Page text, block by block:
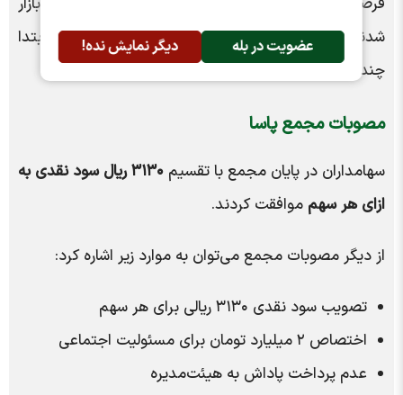
عضویت در بله دیگر نمایش نده!
شدند؛ موضوعی که پاسخ‌های ارائه‌شده درباره آن در ابتدا
چندان شفاف نبود و با تعلل به سهامدار پاسخ داده شد.
مصوبات مجمع پاسا
سهامداران در پایان مجمع با تقسیم
۳۱۳۰ ریال سود نقدی به
ازای هر سهم موافقت کردند.
از دیگر مصوبات مجمع می‌توان به موارد زیر اشاره کرد:
تصویب سود نقدی ۳۱۳۰ ریالی برای هر سهم
اختصاص ۲ میلیارد تومان برای مسئولیت اجتماعی
عدم پرداخت پاداش به هیئت‌مدیره